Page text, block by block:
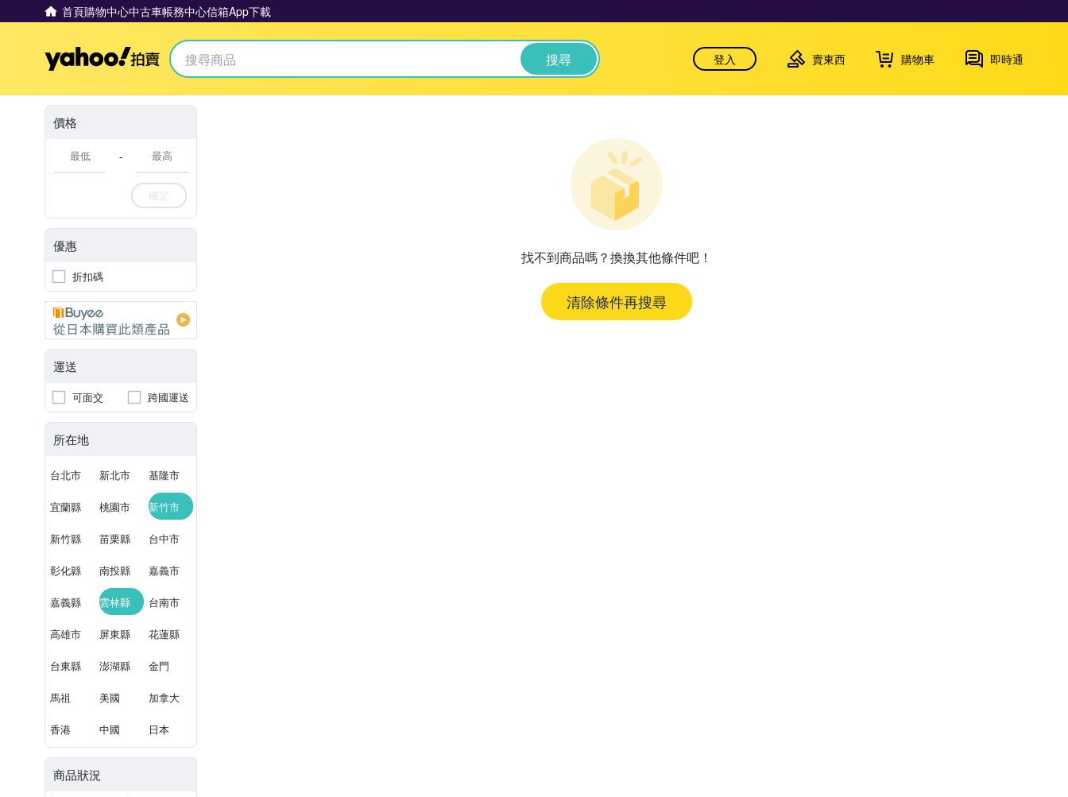
首頁購物中心中古車帳務中心信箱App下載
Yahoo拍賣 搜尋 登入 賣東西 購物車 即時通
價格
-
確定
優惠
折扣碼
運送
可面交 跨國運送
所在地
台北市 新北市 基隆市
宜蘭縣 桃園市 新竹市
新竹縣 苗栗縣 台中市
彰化縣 南投縣 嘉義市
嘉義縣 雲林縣 台南市
高雄市 屏東縣 花蓮縣
台東縣 澎湖縣 金門
馬祖 美國 加拿大
香港 中國 日本
商品狀況
找不到商品嗎？換換其他條件吧！
清除條件再搜尋